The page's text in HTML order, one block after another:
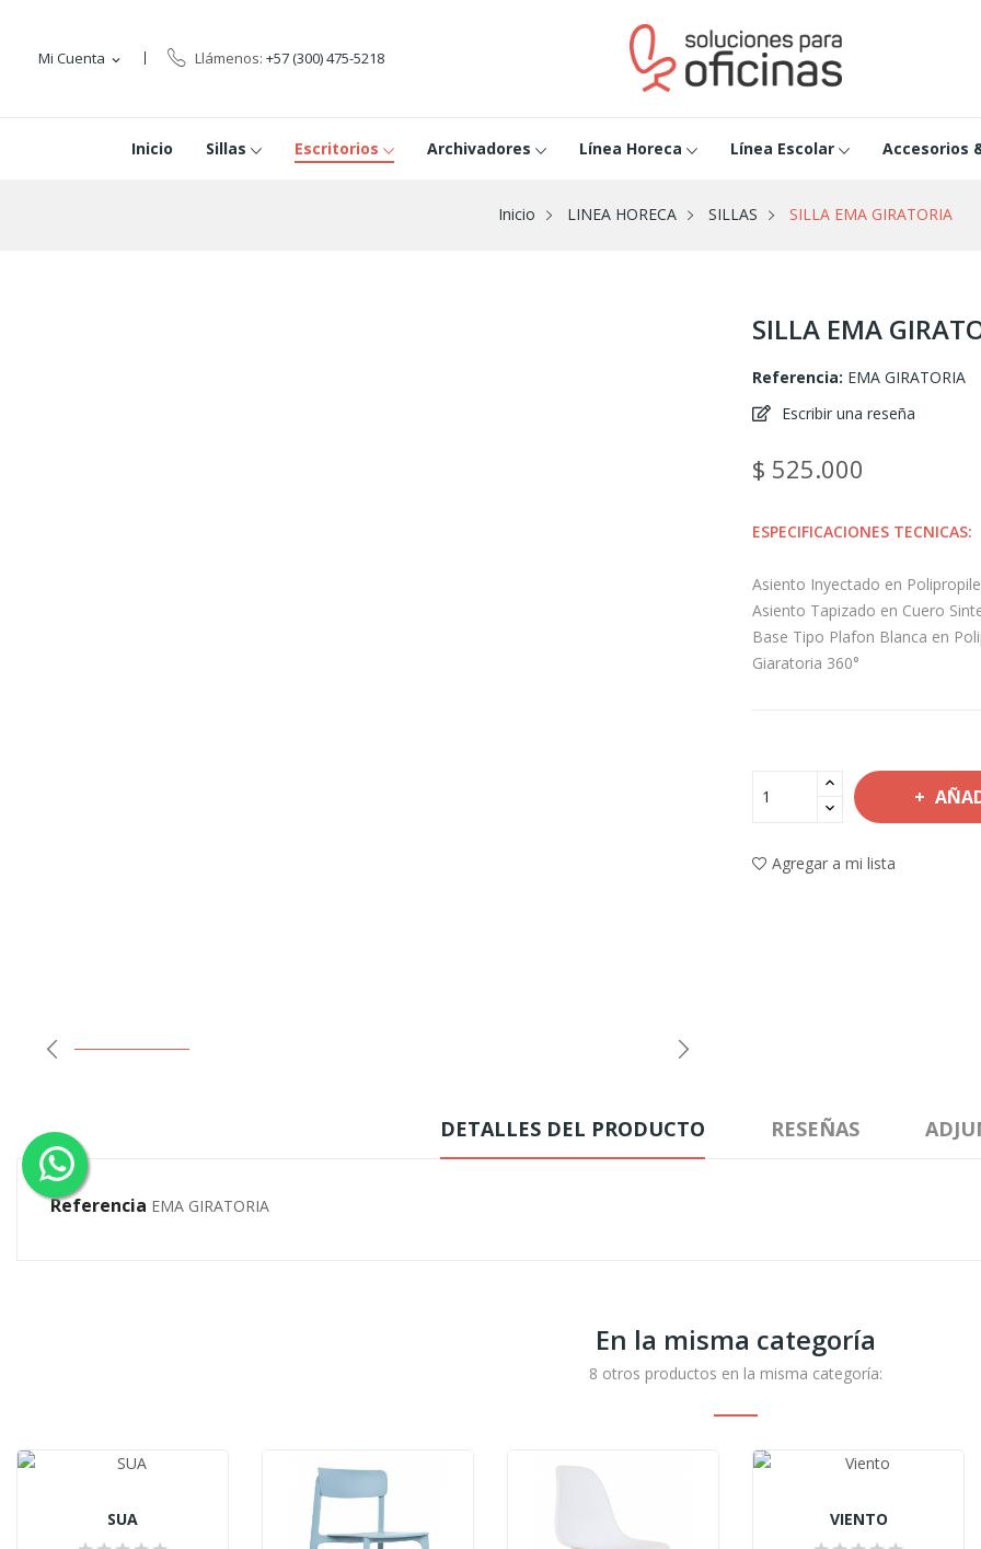
Mi Cuenta expand_more Llámenos: +57 (300) 475-5218
Inicio Sillas Escritorios Archivadores Línea Horeca Línea Escolar Accesorios
Inicio LINEA HORECA SILLAS SILLA EMA GIRATORIA
SILLA EMA
Referencia: EMA GIRATORIA
Escribir una reseña
$ 525.000
ESPECIFICACIONES TECNICAS:
Asiento Inyectado en
Asiento Tapizado en Cuero
Base Tipo Plafon Blanca en
Giaratoria 360°
Agregar a mi lista
DETALLES DEL PRODUCTO RESEÑAS
Referencia EMA GIRATORIA
En la misma categoría
8 otros productos en la misma categoría:
SUA VIENTO